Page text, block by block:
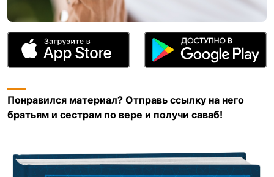
Понравился материал? Отправь ссылку на него
братьям и сестрам по вере и получи саваб!